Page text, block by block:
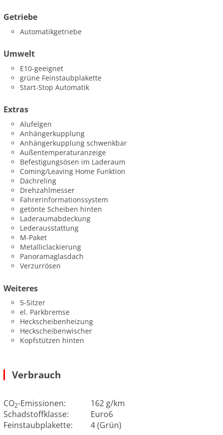
Getriebe
Automatikgetriebe
Umwelt
E10-geeignet
grüne Feinstaubplakette
Start-Stop Automatik
Extras
Alufelgen
Anhängerkupplung
Anhängerkupplung schwenkbar
Außentemperaturanzeige
Befestigungsösen im Laderaum
Coming/Leaving Home Funktion
Dachreling
Drehzahlmesser
Fahrerinformationssystem
getönte Scheiben hinten
Laderaumabdeckung
Lederausstattung
M-Paket
Metalliclackierung
Panoramaglasdach
Verzurrösen
Weiteres
5-Sitzer
el. Parkbremse
Heckscheibenheizung
Heckscheibenwischer
Kopfstützen hinten
Verbrauch
CO2-Emissionen:
162 g/km
Schadstoffklasse:
Euro6
Feinstaubplakette:
4 (Grün)